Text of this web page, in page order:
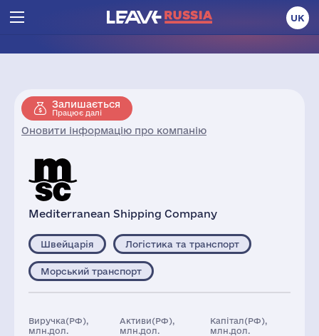
UK
Залишається
Працює далі
Оновити інформацію про компанію
Mediterranean Shipping Company
Швейцарія Логістика та транспорт
Морський транспорт
Виручка(РФ),
млн.дол.
Активи(РФ),
млн.дол.
Капітал(РФ),
млн.дол.